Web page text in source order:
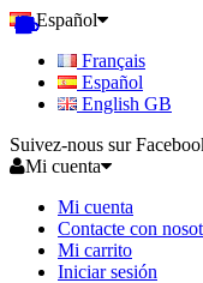
Español
Français
Español
English GB
Suivez-nous sur
Mi cuenta
Mi cuenta
Contacte con
Mi carrito
Iniciar sesión